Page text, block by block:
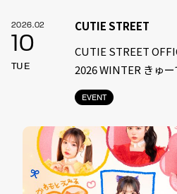
2026.02
10
TUE
EVENT
CUTIE STREET
CUTIE STREET
2026 WINTER きゅ